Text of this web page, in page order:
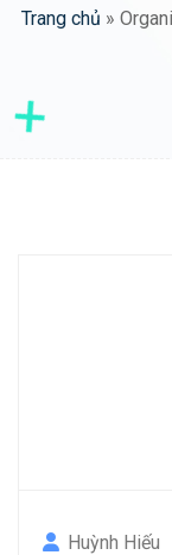
Trang chủ »
Huỳnh Hiếu